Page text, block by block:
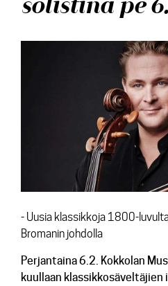
- Uusia klassikkoja 1800-
Bromanin johdolla
Perjantaina 6.2. Kokkolan
kuullaan